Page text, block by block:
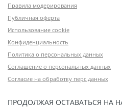
Правила модерирования
Публичная оферта
Использование cookie
Конфиденциальность
Политика о персональных данных
Соглашение о персональных данных
Согласие на обработку перс.данных
ПРОДОЛЖАЯ ОСТАВАТЬСЯ НА